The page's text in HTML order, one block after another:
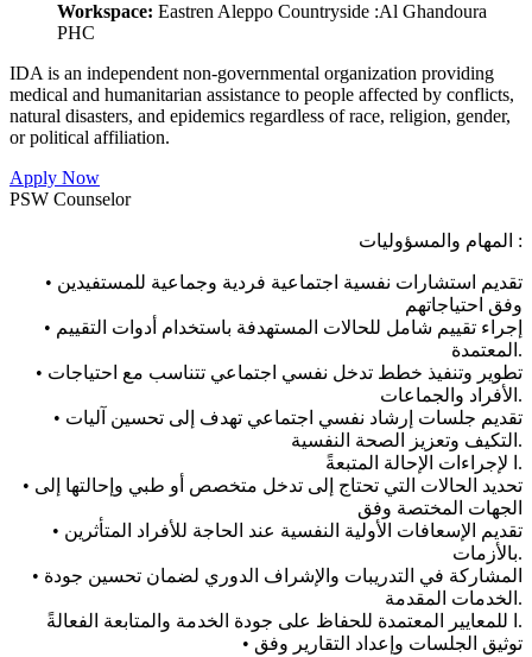
Workspace: Eastren Aleppo Countryside :Al Ghandoura
PHC
IDA is an independent non-governmental organization providing
medical and humanitarian assistance to people affected by conflicts,
natural disasters, and epidemics regardless of race, religion, gender,
or political affiliation.
Apply Now
PSW Counselor
المھام والمسؤولیات :
• تقدیم استشارات نفسیة اجتماعیة فردیة وجماعیة للمستفیدین
وفق احتياجاتهم
• إجراء تقییم شامل للحالات المستھدفة باستخدام أدوات التقییم
المعتمدة.
• تطویر وتنفیذ خطط تدخل نفسي اجتماعي تتناسب مع احتیاجات
الأفراد والجماعات.
• تقدیم جلسات إرشاد نفسي اجتماعي تھدف إلى تحسین آلیات
التكیف وتعزیز الصحة النفسیة.
ًا لإجراءات الإحالة المتبعة.
• تحدید الحالات التي تحتاج إلى تدخل متخصص أو طبي وإحالتھا إلى
الجھات المختصة وفق
• تقدیم الإسعافات الأولیة النفسیة عند الحاجة للأفراد المتأثرین
بالأزمات.
• المشاركة في التدریبات والإشراف الدوري لضمان تحسین جودة
الخدمات المقدمة.
ًا للمعاییر المعتمدة للحفاظ على جودة الخدمة والمتابعة الفعالة.
• توثیق الجلسات وإعداد التقاریر وفق